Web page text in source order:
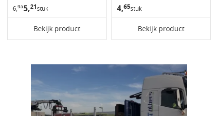
6,955,21stuk
Bekijk product
4,65stuk
Bekijk product